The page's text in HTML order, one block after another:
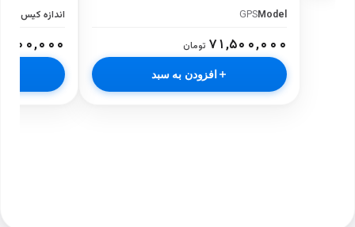
Model
GPS
۷۱,۵۰۰,۰۰۰ تومان
افزودن به سبد
اندازه کیس